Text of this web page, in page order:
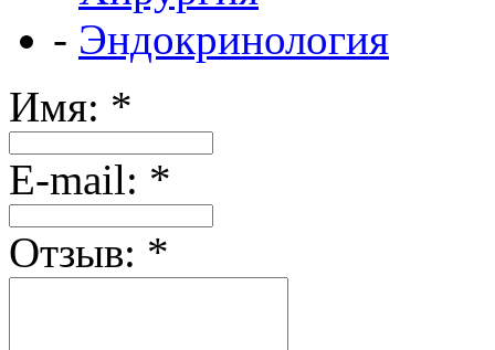
- Эндокринология
Имя: *
Е-mail: *
Отзыв: *